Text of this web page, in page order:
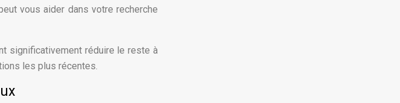
vous aider dans votre recherche
significativement réduire le reste à
les plus récentes.